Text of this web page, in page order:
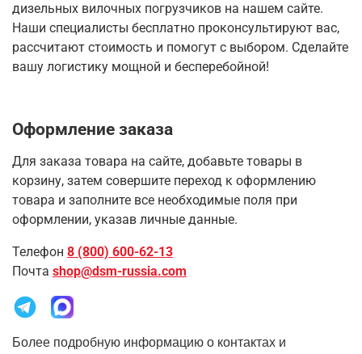
дизельных вилочных погрузчиков на нашем сайте.
Наши специалисты бесплатно проконсультируют вас,
рассчитают стоимость и помогут с выбором. Сделайте
вашу логистику мощной и бесперебойной!
Оформление заказа
Для заказа товара на сайте, добавьте товары в
корзину, затем совершите переход к оформлению
товара и заполните все необходимые поля при
оформлении, указав личные данные.
Телефон 8 (800) 600-62-13
Почта shop@dsm-russia.com
Более подробную информацию о контактах и